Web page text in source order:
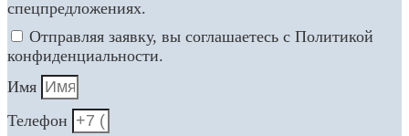
спецпредложениях.
Отправляя заявку, вы соглашаетесь с Политикой
конфиденциальности.
Имя
Телефон